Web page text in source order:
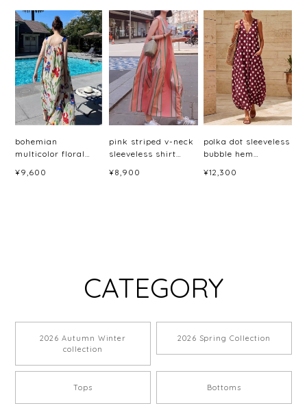
bohemian
multicolor floral
d10045887＞
¥9,600
pink striped v-neck
sleeveless shirt
¥8,900
polka dot sleeveless
bubble hem
d3060＞
¥12,300
CATEGORY
2026 Autumn Winter
collection
2026 Spring Collection
Tops Bottoms